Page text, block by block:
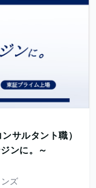
サルタント職）
ンに。～
ズ